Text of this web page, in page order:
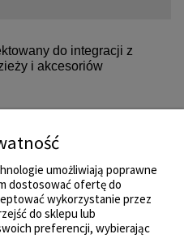
do integracji z
i akcesoriów
produktów 5.11
na rzep
umożliwiają poprawne
dostosować ofertę do
wykorzystanie przez
do sklepu lub
preferencji, wybierając